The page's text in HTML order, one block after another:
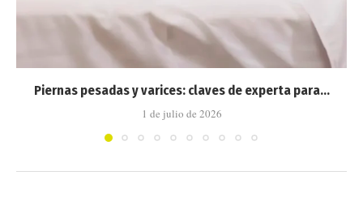
Piernas pesadas y varices: claves de experta para...
1 de julio de 2026